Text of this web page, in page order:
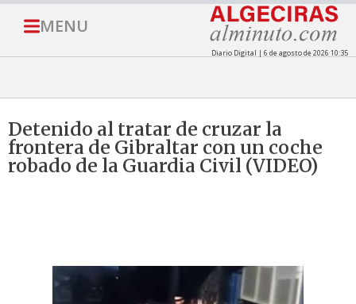
MENU
Diario Digital | 6 de agosto de 2026 10:35
Detenido al tratar de cruzar la
frontera de Gibraltar con un coche
robado de la Guardia Civil (VIDEO)